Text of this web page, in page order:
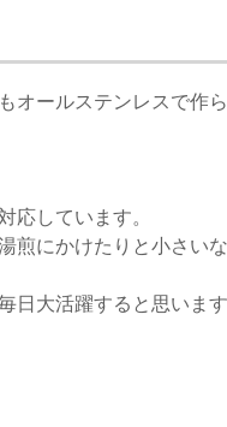
オールステンレスで作ら
応しています。
煎にかけたりと小さい
日大活躍すると思います